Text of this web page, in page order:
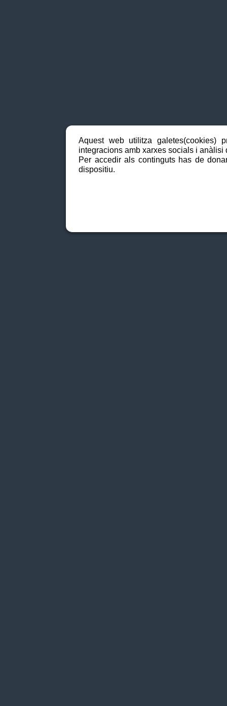
Aquest web utilitza galetes(cookies)
integracions amb xarxes socials i anàlisi
Per accedir als continguts has de
dispositiu.